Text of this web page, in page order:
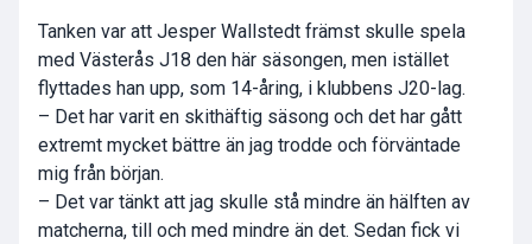
Tanken var att Jesper Wallstedt främst skulle spela
med Västerås J18 den här säsongen, men istället
flyttades han upp, som 14-åring, i klubbens J20-lag.
– Det har varit en skithäftig säsong och det har gått
extremt mycket bättre än jag trodde och förväntade
mig från början.
– Det var tänkt att jag skulle stå mindre än hälften av
matcherna, till och med mindre än det. Sedan fick vi